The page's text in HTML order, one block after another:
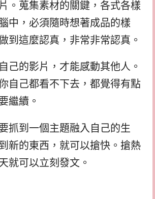
。蒐集素材的關鍵，各式各樣
中，必須隨時想著成品的樣
到這麼認真，非常非常認真。
己的影片，才能感動其他人。
自己都看不下去，都覺得有點
繼續。
抓到一個主題融入自己的生
新的東西，就可以搶快。搶熱
就可以立刻發文。